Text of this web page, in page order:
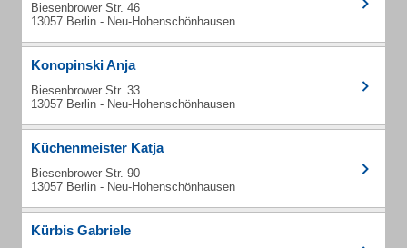
Biesenbrower Str. 46
13057 Berlin - Neu-Hohenschönhausen
Konopinski Anja
Biesenbrower Str. 33
13057 Berlin - Neu-Hohenschönhausen
Küchenmeister Katja
Biesenbrower Str. 90
13057 Berlin - Neu-Hohenschönhausen
Kürbis Gabriele